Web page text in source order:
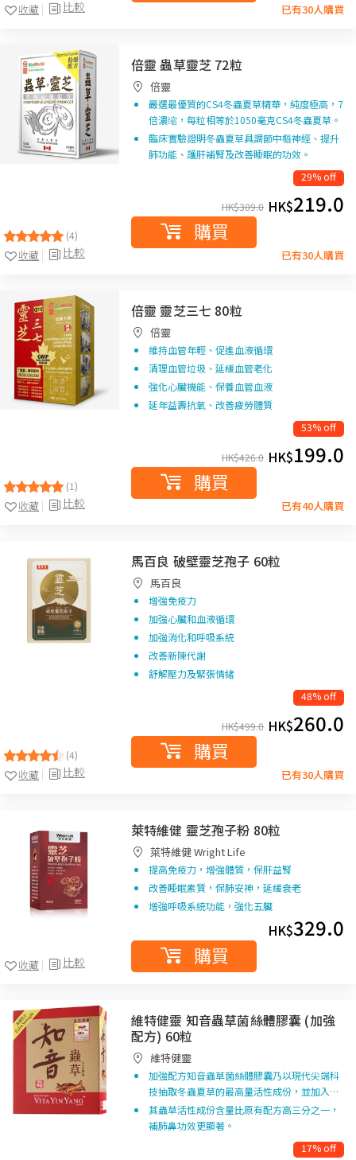
比較
收藏 已有30人購買
(4)
比較
收藏
倍靈 蟲草靈芝 72粒
倍靈
嚴選最優質的CS4冬蟲夏草精華，純度極高，7
倍濃缩，每粒相等於1050毫克CS4冬蟲夏草。
臨床實驗證明冬蟲夏草具調節中樞神經、提升
肺功能、護肝補腎及改善睡眠的功效。
29% off
HK$309.0 HK$219.0
購買
已有30人購買
(1)
比較
收藏
倍靈 靈芝三七 80粒
倍靈
維持血管年輕、促進血液循環
清理血管垃圾、延緩血管老化
強化心臟機能、保養血管血液
延年益壽抗氧、改善疲勞體質
53% off
HK$426.0 HK$199.0
購買
已有40人購買
(4)
比較
收藏
馬百良 破壁靈芝孢子 60粒
馬百良
增強免疫力
加強心臟和血液循環
加強消化和呼吸系統
改善新陳代謝
舒解壓力及緊張情緒
48% off
HK$499.0 HK$260.0
購買
已有30人購買
比較
收藏
萊特維健 靈芝孢子粉 80粒
萊特維健 Wright Life
提高免疫力，增強體質，保肝益腎
改善睡眠素質，保肺安神，延緩衰老
增強呼吸系統功能，強化五臟
HK$329.0
購買
維特健靈 知音蟲草菌絲體膠囊 (加強
配方) 60粒
維特健靈
加強配方知音蟲草菌絲體膠囊乃以現代尖端科
技抽取冬蟲夏草的最高量活性成份，並加入…
其蟲草活性成份含量比原有配方高三分之一，
補肺鼻功效更顯著。
17% off